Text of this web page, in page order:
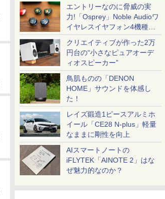
エントリーなのに脅威の実
力!「Osprey」Noble Audioワ
イヤレスイヤフォン4機種を
一気に聴く
クリエイティブが作った2万
円台の“小さなピュアオーデ
ィオスピーカー”
鳥肌ものの「DENON
HOME」サウンドを体感し
た！
レイズ鍛造1ピースアルミホ
イール「CE28 N-plus」軽量
なままに剛性を向上
AIスマートノートの
iFLYTEK「AINOTE 2」はな
ぜ魅力的なのか？